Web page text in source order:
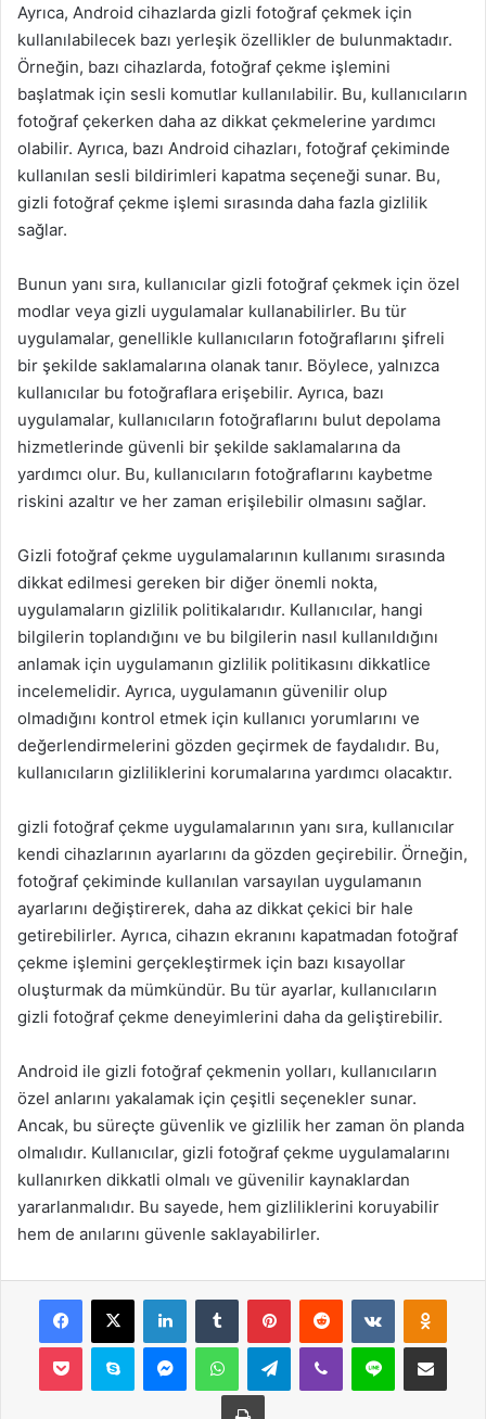
Ayrıca, Android cihazlarda gizli fotoğraf çekmek için
kullanılabilecek bazı yerleşik özellikler de bulunmaktadır.
Örneğin, bazı cihazlarda, fotoğraf çekme işlemini
başlatmak için sesli komutlar kullanılabilir. Bu, kullanıcıların
fotoğraf çekerken daha az dikkat çekmelerine yardımcı
olabilir. Ayrıca, bazı Android cihazları, fotoğraf çekiminde
kullanılan sesli bildirimleri kapatma seçeneği sunar. Bu,
gizli fotoğraf çekme işlemi sırasında daha fazla gizlilik
sağlar.
Bunun yanı sıra, kullanıcılar gizli fotoğraf çekmek için özel
modlar veya gizli uygulamalar kullanabilirler. Bu tür
uygulamalar, genellikle kullanıcıların fotoğraflarını şifreli
bir şekilde saklamalarına olanak tanır. Böylece, yalnızca
kullanıcılar bu fotoğraflara erişebilir. Ayrıca, bazı
uygulamalar, kullanıcıların fotoğraflarını bulut depolama
hizmetlerinde güvenli bir şekilde saklamalarına da
yardımcı olur. Bu, kullanıcıların fotoğraflarını kaybetme
riskini azaltır ve her zaman erişilebilir olmasını sağlar.
Gizli fotoğraf çekme uygulamalarının kullanımı sırasında
dikkat edilmesi gereken bir diğer önemli nokta,
uygulamaların gizlilik politikalarıdır. Kullanıcılar, hangi
bilgilerin toplandığını ve bu bilgilerin nasıl kullanıldığını
anlamak için uygulamanın gizlilik politikasını dikkatlice
incelemelidir. Ayrıca, uygulamanın güvenilir olup
olmadığını kontrol etmek için kullanıcı yorumlarını ve
değerlendirmelerini gözden geçirmek de faydalıdır. Bu,
kullanıcıların gizliliklerini korumalarına yardımcı olacaktır.
gizli fotoğraf çekme uygulamalarının yanı sıra, kullanıcılar
kendi cihazlarının ayarlarını da gözden geçirebilir. Örneğin,
fotoğraf çekiminde kullanılan varsayılan uygulamanın
ayarlarını değiştirerek, daha az dikkat çekici bir hale
getirebilirler. Ayrıca, cihazın ekranını kapatmadan fotoğraf
çekme işlemini gerçekleştirmek için bazı kısayollar
oluşturmak da mümkündür. Bu tür ayarlar, kullanıcıların
gizli fotoğraf çekme deneyimlerini daha da geliştirebilir.
Android ile gizli fotoğraf çekmenin yolları, kullanıcıların
özel anlarını yakalamak için çeşitli seçenekler sunar.
Ancak, bu süreçte güvenlik ve gizlilik her zaman ön planda
olmalıdır. Kullanıcılar, gizli fotoğraf çekme uygulamalarını
kullanırken dikkatli olmalı ve güvenilir kaynaklardan
yararlanmalıdır. Bu sayede, hem gizliliklerini koruyabilir
hem de anılarını güvenle saklayabilirler.
Facebook
X LinkedInTumblr PinterestReddit VKontakte
Pocket Skype MessengerWhatsAppTelegramViber Line E-Posta ile
Yazdır